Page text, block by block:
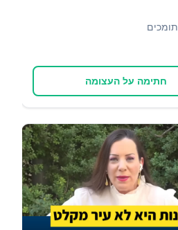
תומכים
חתימה על העצומה